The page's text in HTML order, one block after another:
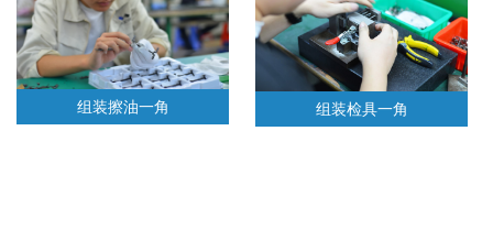
组装擦油一角 组装检具一角